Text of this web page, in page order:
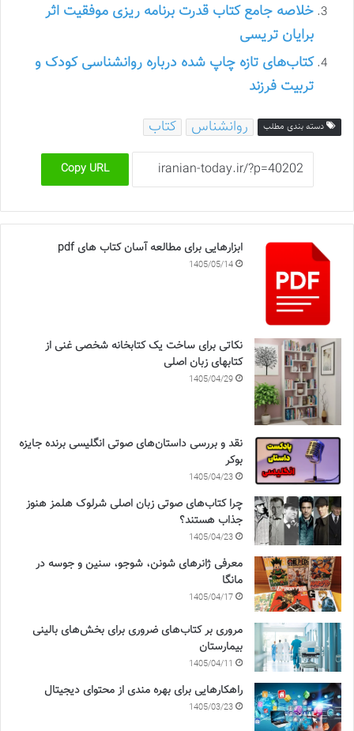
خلاصه جامع کتاب قدرت برنامه ریزی موفقیت اثر
برایان تریسی
کتاب‌های تازه چاپ شده درباره روانشناسی کودک و
تربیت فرزند
دسته بندی مطلب روانشناس کتاب
Copy URL
ابزارهایی برای مطالعه آسان کتاب های pdf
1405/05/14
نکاتی برای ساخت یک کتابخانه شخصی غنی از
کتابهای زبان اصلی
1405/04/29
نقد و بررسی داستان‌های صوتی انگلیسی برنده جایزه
بوکر
1405/04/23
چرا کتاب‌های صوتی زبان اصلی شرلوک هلمز هنوز
جذاب هستند؟
1405/04/23
معرفی ژانرهای شونن، شوجو، سنین و جوسه در
مانگا
1405/04/17
مروری بر کتاب‌های ضروری برای بخش‌های بالینی
بیمارستان
1405/04/11
راهکارهایی برای بهره مندی از محتوای دیجیتال
1405/03/23